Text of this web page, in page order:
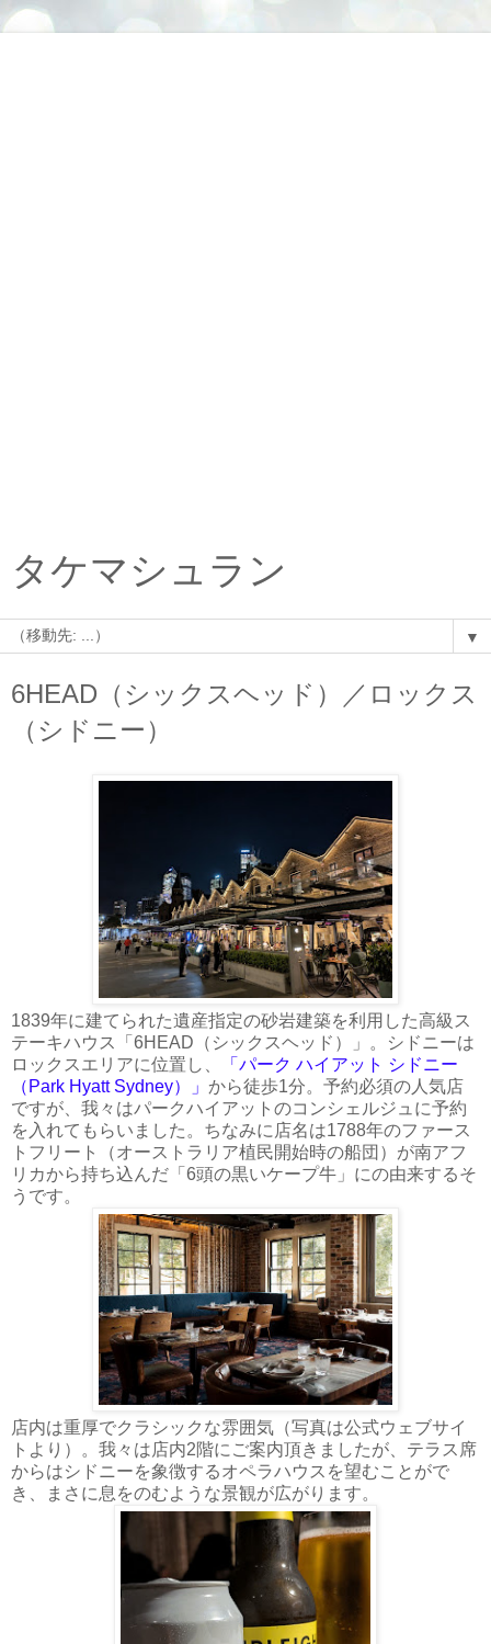
タケマシュラン
▼
6HEAD（シックスヘッド）／ロックス
（シドニー）
1839年に建てられた遺産指定の砂岩建築を利用した高級ス
テーキハウス「6HEAD（シックスヘッド）」。シドニーは
ロックスエリアに位置し、
「パーク ハイアット シドニー
（Park Hyatt Sydney）」 から徒歩1分。予約必須の人気店
ですが、我々はパークハイアットのコンシェルジュに予約
を入れてもらいました。ちなみに店名は1788年のファース
トフリート（オーストラリア植民開始時の船団）が南アフ
リカから持ち込んだ「6頭の黒いケープ牛」にの由来するそ
うです。
店内は重厚でクラシックな雰囲気（写真は公式ウェブサイ
トより）。我々は店内2階にご案内頂きましたが、テラス席
からはシドニーを象徴するオペラハウスを望むことがで
き、まさに息をのむような景観が広がります。